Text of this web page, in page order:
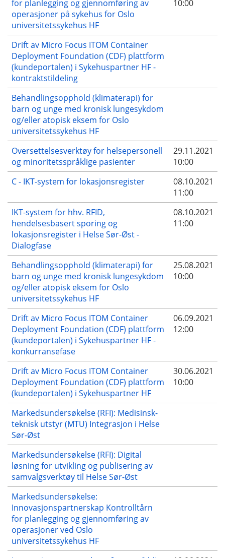
for planlegging og gjennomføring av
operasjoner på sykehus for Oslo
universitetssykehus HF
10:00
Drift av Micro Focus ITOM Container
Deployment Foundation (CDF) plattform
(kundeportalen) i Sykehuspartner HF -
kontraktstildeling
Behandlingsopphold (klimaterapi) for
barn og unge med kronisk lungesykdom
og/eller atopisk eksem for Oslo
universitetssykehus HF
Oversettelsesverktøy for helsepersonell
og minoritetsspråklige pasienter
29.11.2021
10:00
C - IKT-system for lokasjonsregister
08.10.2021
11:00
IKT-system for hhv. RFID,
hendelsesbasert sporing og
lokasjonsregister i Helse Sør-Øst -
Dialogfase
08.10.2021
11:00
Behandlingsopphold (klimaterapi) for
barn og unge med kronisk lungesykdom
og/eller atopisk eksem for Oslo
universitetssykehus HF
25.08.2021
10:00
Drift av Micro Focus ITOM Container
Deployment Foundation (CDF) plattform
(kundeportalen) i Sykehuspartner HF -
konkurransefase
06.09.2021
12:00
Drift av Micro Focus ITOM Container
Deployment Foundation (CDF) plattform
(kundeportalen) i Sykehuspartner HF
30.06.2021
10:00
Markedsundersøkelse (RFI): Medisinsk-
teknisk utstyr (MTU) Integrasjon i Helse
Sør-Øst
Markedsundersøkelse (RFI): Digital
løsning for utvikling og publisering av
samvalgsverktøy til Helse Sør-Øst
Markedsundersøkelse:
Innovasjonspartnerskap Kontrolltårn
for planlegging og gjennomføring av
operasjoner ved Oslo
universitetssykehus HF